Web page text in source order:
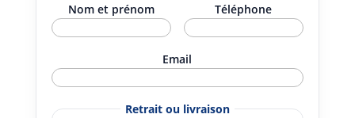
Nom et prénom
Téléphone
Email
Retrait ou livraison